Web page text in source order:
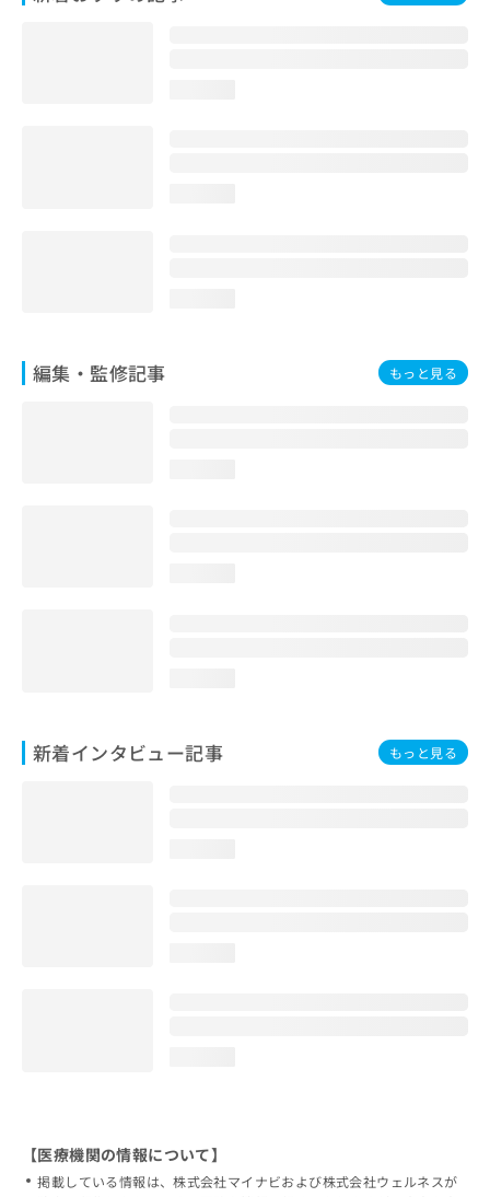
編集・監修記事 もっと見る
新着インタビュー記事 もっと見る
【医療機関の情報について】
掲載している情報は、株式会社マイナビおよび株式会社ウェルネスが